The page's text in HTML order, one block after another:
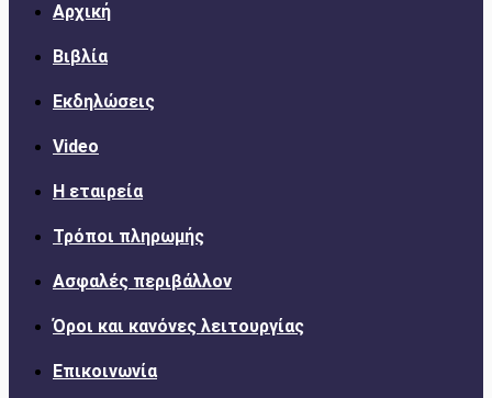
Αρχική
Βιβλία
Εκδηλώσεις
Video
Η εταιρεία
Τρόποι πληρωμής
Ασφαλές περιβάλλον
Όροι και κανόνες λειτουργίας
Επικοινωνία